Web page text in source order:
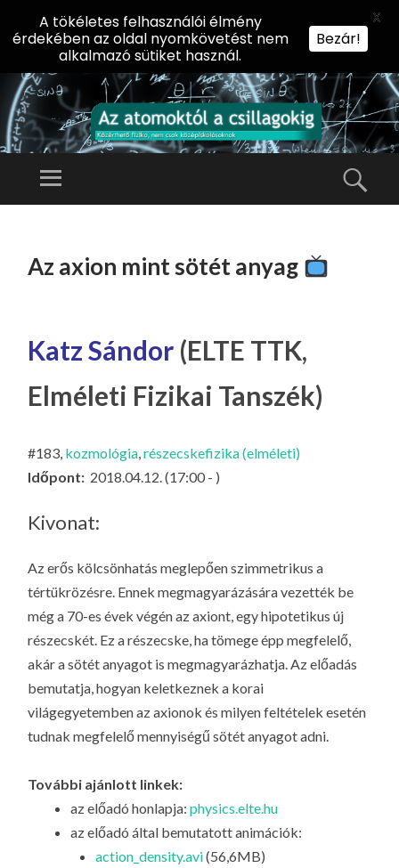
AZ
KT
A
CS
IL
G
O
Előadássorozat
Természettudományi
Menü
TARTALOMHOZ
Az axion mint sötét anyag
Katz Sándor (ELTE TTK,
Elméleti Fizikai Tanszék)
#183, kozmológia,részecskefizika (elméleti)
Időpont: 2018.04.12. (17:00 - )
Kivonat:
Az erős kölcsönhatás meglepően szimmetrikus a
tértükrözésre. Ennek megmagyarázására vezették be
még a 70-es évek végén az axiont, egy hipotetikus új
részecskét. Ez a részecske, ha tömege épp megfelelő,
akár a sötét anyagot is megmagyarázhatja. Az előadás
bemutatja, hogyan keletkeznek a korai
világegyetemben az axionok és milyen feltételek esetén
tudnak megfelelő mennyiségű sötét anyagot adni.
További ajánlott linkek:
az előadó honlapja:physics.elte.hu
az előadó által bemutatott animációk:
action_density.avi(56,6MB)
A tökéletes felhasználói élmény
érdekében az oldal nyomkövetést nem
alkalmazó sütiket használ.
Bezár!
X